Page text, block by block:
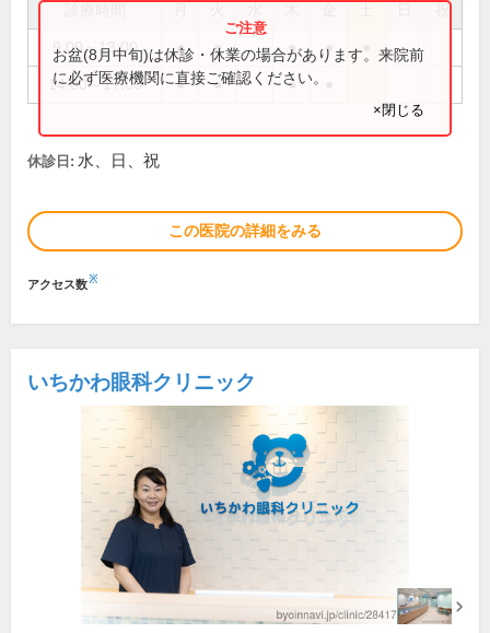
祝
9:00～13:00 ● ● ● ●
14:00～17:00 ● ● ●
お盆(8月中旬)は休診・休業の場合があります。来院前
に必ず医療機関に直接ご確認ください。
×閉じる
休診日: 水、日、祝
この医院の詳細をみる
アクセス数※
いちかわ眼科クリニック